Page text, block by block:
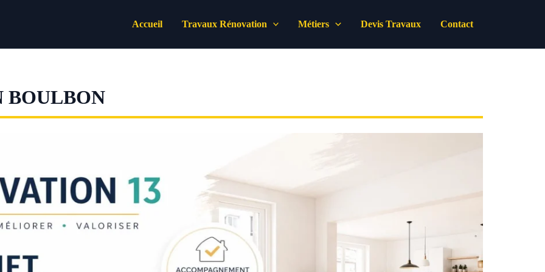
Accueil Travaux Rénovation Métiers Devis Travaux Contact
BOULBON